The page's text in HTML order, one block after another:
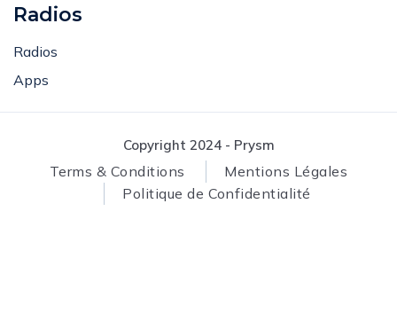
Radios
Radios
Apps
Copyright 2024 - Prysm
Terms & Conditions
Mentions Légales
Politique de Confidentialité